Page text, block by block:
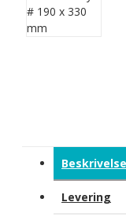
Beskrivelse
Levering